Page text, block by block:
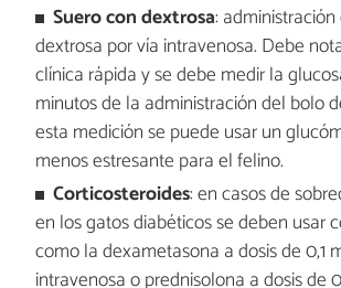
Suero con dextrosa:
dextrosa por vía intravenosa. Debe
clínica rápida y se debe medir la
minutos de la administración del bolo
esta medición se puede usar un
menos estresante para el felino.
Corticosteroides: en casos de
en los gatos diabéticos se deben usar
como la dexametasona a dosis de 0,1
intravenosa o prednisolona a dosis de